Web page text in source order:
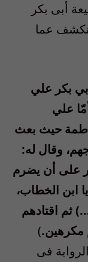
أبى بكر
نكشف عما
بكر علي
علي
حيث بعث
وقال له:
على أن يضرم
ابن الخطاب،
ثم اقتادهم
مكرهين.)
فى